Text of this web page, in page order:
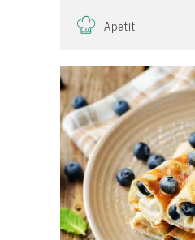
Apetit